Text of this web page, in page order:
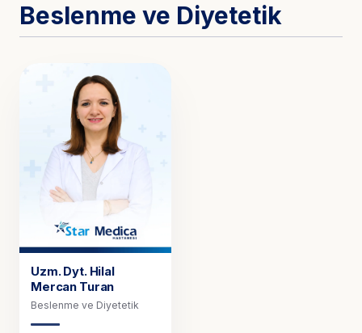
Beslenme ve Diyetetik
Uzm. Dyt. Hilal
Mercan Turan
Beslenme ve Diyetetik